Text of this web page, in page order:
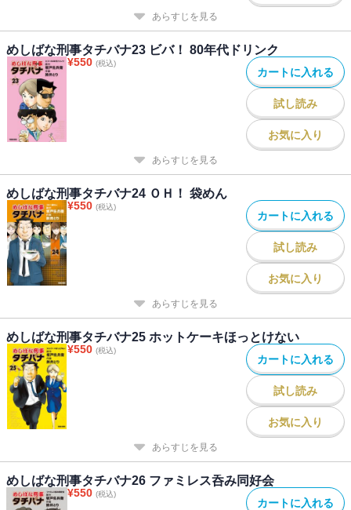
あらすじを見る
めしばな刑事タチバナ23 ビバ！ 80年代ドリンク
¥550 (税込)
カートに入れる
試し読み
お気に入り
あらすじを見る
めしばな刑事タチバナ24 ＯＨ！ 袋めん
¥550 (税込)
カートに入れる
試し読み
お気に入り
あらすじを見る
めしばな刑事タチバナ25 ホットケーキほっとけない
¥550 (税込)
カートに入れる
試し読み
お気に入り
あらすじを見る
めしばな刑事タチバナ26 ファミレス呑み同好会
¥550 (税込)
カートに入れる